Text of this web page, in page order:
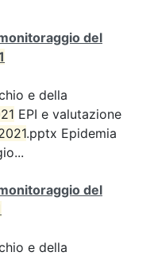
del
e della
EPI e valutazione
.pptx Epidemia
del
e della